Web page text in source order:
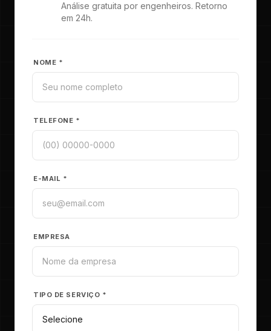
Análise gratuita por engenheiros. Retorno
em 24h.
NOME *
TELEFONE *
E-MAIL *
EMPRESA
TIPO DE SERVIÇO *